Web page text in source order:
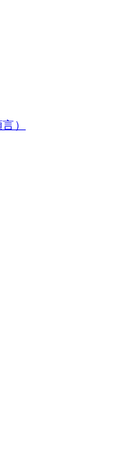
）